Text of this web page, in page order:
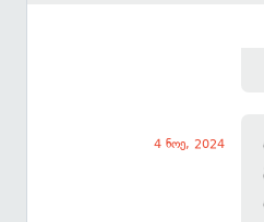
4 ნოე, 2024